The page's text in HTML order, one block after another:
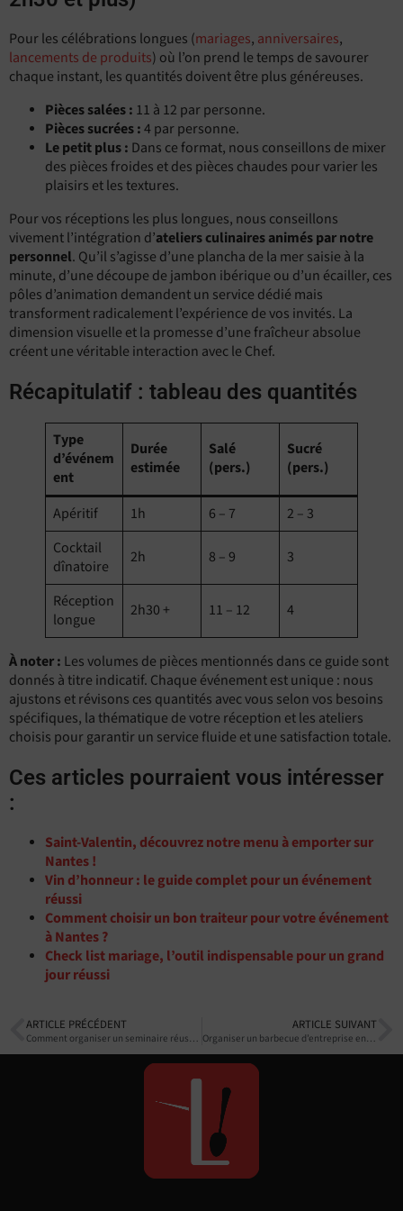
Pour les célébrations longues (mariages, anniversaires,
lancements de produits) où l’on prend le temps de savourer
chaque instant, les quantités doivent être plus généreuses.
Pièces salées : 11 à 12 par personne.
Pièces sucrées :4 par personne.
Le petit plus : Dans ce format, nous conseillons de mixer
des pièces froides et des pièces chaudes pour varier les
plaisirs et les textures.
Pour vos réceptions les plus longues, nous conseillons
vivement l’intégration d’ateliers culinaires animés par notre
personnel. Qu’il s’agisse d’une plancha de la mer saisie à la
minute, d’une découpe de jambon ibérique ou d’un écailler, ces
pôles d’animation demandent un service dédié mais
transforment radicalement l’expérience de vos invités. La
dimension visuelle et la promesse d’une fraîcheur absolue
créent une véritable interaction avec le Chef.
Récapitulatif : tableau des quantités
Type
d’événem
ent
Durée
estimée
Salé
(pers.)
Sucré
(pers.)
Apéritif 1h 6 – 7
2 – 3
Cocktail
dînatoire
2h 8 – 9 3
Réception
longue
2h30 + 11 – 12 4
À noter : Les volumes de pièces mentionnés dans ce guide sont
donnés à titre indicatif. Chaque événement est unique : nous
ajustons et révisons ces quantités avec vous selon vos besoins
spécifiques, la thématique de votre réception et les ateliers
choisis pour garantir un service fluide et une satisfaction totale.
Ces articles pourraient vous intéresser
:
Saint-Valentin, découvrez notre menu à emporter sur
Nantes !
Vin d’honneur : le guide complet pour un événement
réussi
Comment choisir un bon traiteur pour votre événement
à Nantes ?
Check list mariage, l’outil indispensable pour un grand
jour réussi
ARTICLE PRÉCÉDENT
Comment organiser un seminaire réussi ?
ARTICLE SUIVANT
Organiser un barbecue d’entreprise en Loire-Atlantique : l’animation braséro idéale pour fédérer vos équipes